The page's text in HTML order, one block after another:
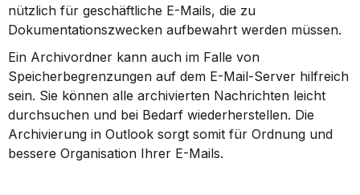
nützlich für geschäftliche E-Mails, die zu
Dokumentationszwecken aufbewahrt werden müssen.
Ein Archivordner kann auch im Falle von
Speicherbegrenzungen auf dem E-Mail-Server hilfreich
sein. Sie können alle archivierten Nachrichten leicht
durchsuchen und bei Bedarf wiederherstellen. Die
Archivierung in Outlook sorgt somit für Ordnung und
bessere Organisation Ihrer E-Mails.